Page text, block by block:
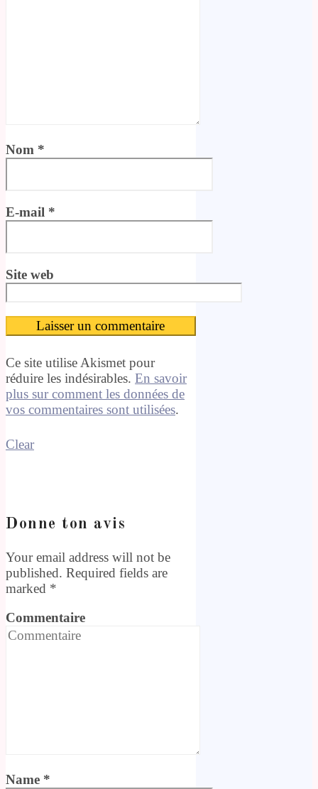
Nom *
E-mail *
Site web
Ce site utilise Akismet pour
réduire les indésirables. En savoir
plus sur comment les données de
vos commentaires sont utilisées.
Clear
Donne ton avis
Your email address will not be
published. Required fields are
marked *
Commentaire
Name *